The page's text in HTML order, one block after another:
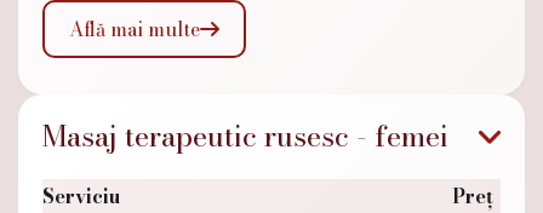
Află mai multe
Masaj terapeutic rusesc - femei
Serviciu
Preț